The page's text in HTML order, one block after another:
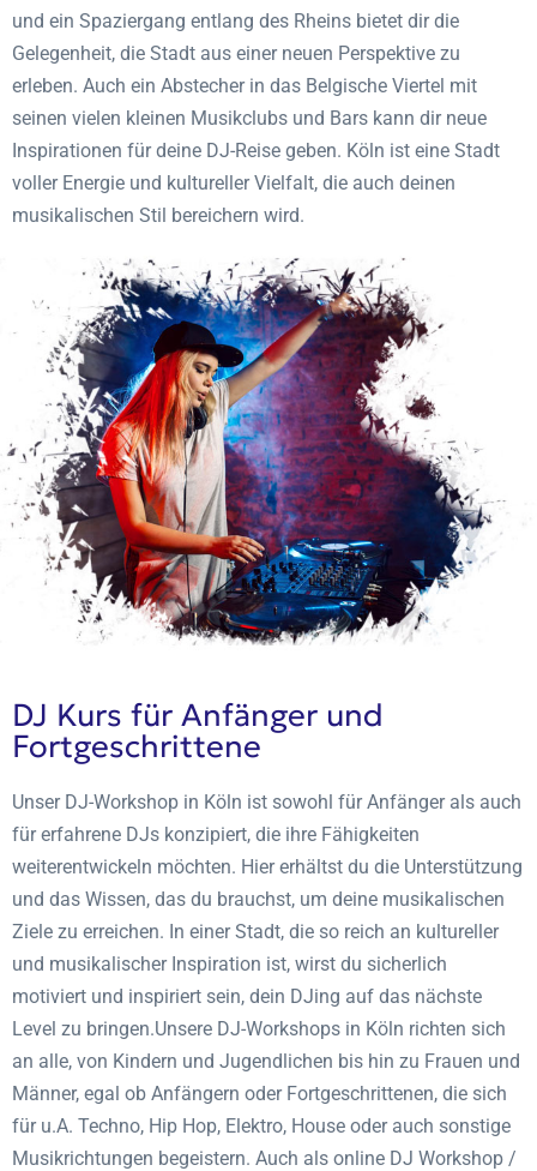
und ein Spaziergang entlang des Rheins bietet dir die
Gelegenheit, die Stadt aus einer neuen Perspektive zu
erleben. Auch ein Abstecher in das Belgische Viertel mit
seinen vielen kleinen Musikclubs und Bars kann dir neue
Inspirationen für deine DJ-Reise geben. Köln ist eine Stadt
voller Energie und kultureller Vielfalt, die auch deinen
musikalischen Stil bereichern wird.
DJ Kurs für Anfänger und
Fortgeschrittene
Unser DJ-Workshop in Köln ist sowohl für Anfänger als auch
für erfahrene DJs konzipiert, die ihre Fähigkeiten
weiterentwickeln möchten. Hier erhältst du die Unterstützung
und das Wissen, das du brauchst, um deine musikalischen
Ziele zu erreichen. In einer Stadt, die so reich an kultureller
und musikalischer Inspiration ist, wirst du sicherlich
motiviert und inspiriert sein, dein DJing auf das nächste
Level zu bringen.Unsere DJ-Workshops in Köln richten sich
an alle, von Kindern und Jugendlichen bis hin zu Frauen und
Männer, egal ob Anfängern oder Fortgeschrittenen, die sich
für u.A. Techno, Hip Hop, Elektro, House oder auch sonstige
Musikrichtungen begeistern. Auch als online DJ Workshop /